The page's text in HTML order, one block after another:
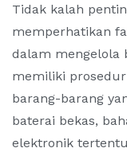
Tidak kalah
memperhatikan
dalam mengelola
memiliki
barang-barang
baterai bekas,
elektronik